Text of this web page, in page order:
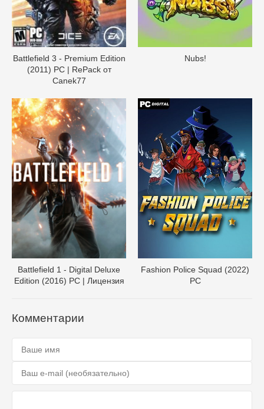
Battlefield 3 - Premium Edition
(2011) PC | RePack от
Canek77
Nubs!
Battlefield 1 - Digital Deluxe
Edition (2016) PC | Лицензия
Fashion Police Squad (2022)
PC
Комментарии